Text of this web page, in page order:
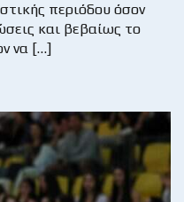
περιόδου όσον
και βεβαίως το
να […]